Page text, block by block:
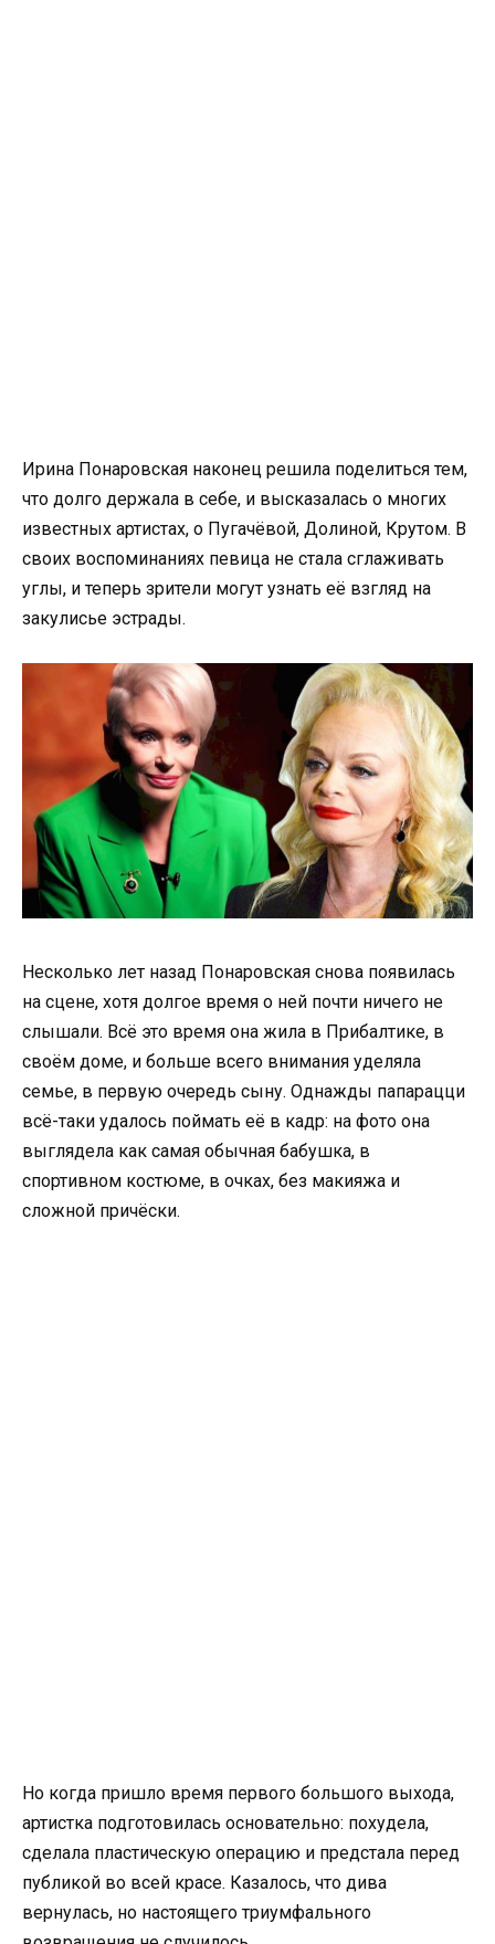
Ирина Понаровская наконец решила поделиться тем,
что долго держала в себе, и высказалась о многих
известных артистах, о Пугачёвой, Долиной, Крутом. В
своих воспоминаниях певица не стала сглаживать
углы, и теперь зрители могут узнать её взгляд на
закулисье эстрады.
Несколько лет назад Понаровская снова появилась
на сцене, хотя долгое время о ней почти ничего не
слышали. Всё это время она жила в Прибалтике, в
своём доме, и больше всего внимания уделяла
семье, в первую очередь сыну. Однажды папарацци
всё-таки удалось поймать её в кадр: на фото она
выглядела как самая обычная бабушка, в
спортивном костюме, в очках, без макияжа и
сложной причёски.
Но когда пришло время первого большого выхода,
артистка подготовилась основательно: похудела,
сделала пластическую операцию и предстала перед
публикой во всей красе. Казалось, что дива
вернулась, но настоящего триумфального